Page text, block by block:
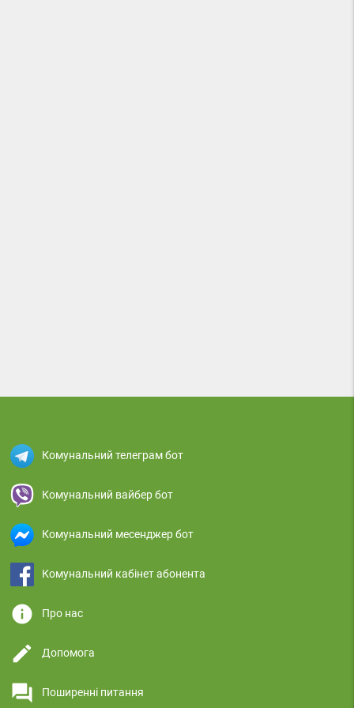
Комунальний телеграм бот
Комунальний вайбер бот
Комунальний месенджер бот
Комунальний кабінет абонента
info Про нас
edit Допомога
question_answer Поширенні питання